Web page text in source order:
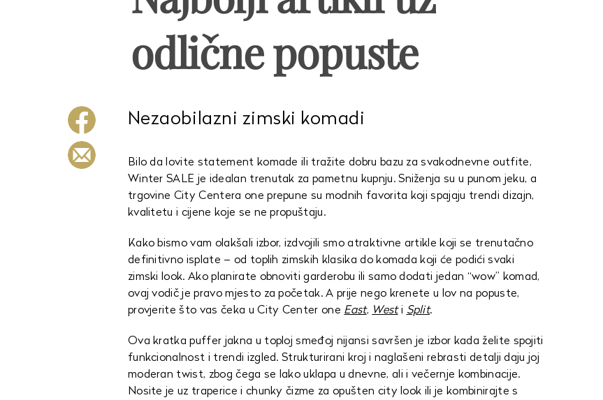
odlične popuste
Nezaobilazni zimski komadi
Bilo da lovite statement komade ili tražite dobru bazu za svakodnevne outfite,
Winter SALE je idealan trenutak za pametnu kupnju. Sniženja su u punom jeku, a
trgovine City Centera one prepune su modnih favorita koji spajaju trendi dizajn,
kvalitetu i cijene koje se ne propuštaju.
Kako bismo vam olakšali izbor, izdvojili smo atraktivne artikle koji se trenutačno
definitivno isplate – od toplih zimskih klasika do komada koji će podići svaki
zimski look. Ako planirate obnoviti garderobu ili samo dodati jedan “wow” komad,
ovaj vodič je pravo mjesto za početak. A prije nego krenete u lov na popuste,
provjerite što vas čeka u City Center one East, Westi Split.
Ova kratka puffer jakna u toploj smeđoj nijansi savršen je izbor kada želite spojiti
funkcionalnost i trendi izgled. Strukturirani kroj i naglašeni rebrasti detalji daju joj
moderan twist, zbog čega se lako uklapa u dnevne, ali i večernje kombinacije.
Nosite je uz traperice i chunky čizme za opušten city look ili je kombinirajte s